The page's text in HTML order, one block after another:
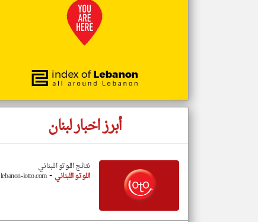
أبرز اخبار لبنان
نتائج اللوتو اللبناني
اللوتو اللبناني -
lebanon-lotto.com